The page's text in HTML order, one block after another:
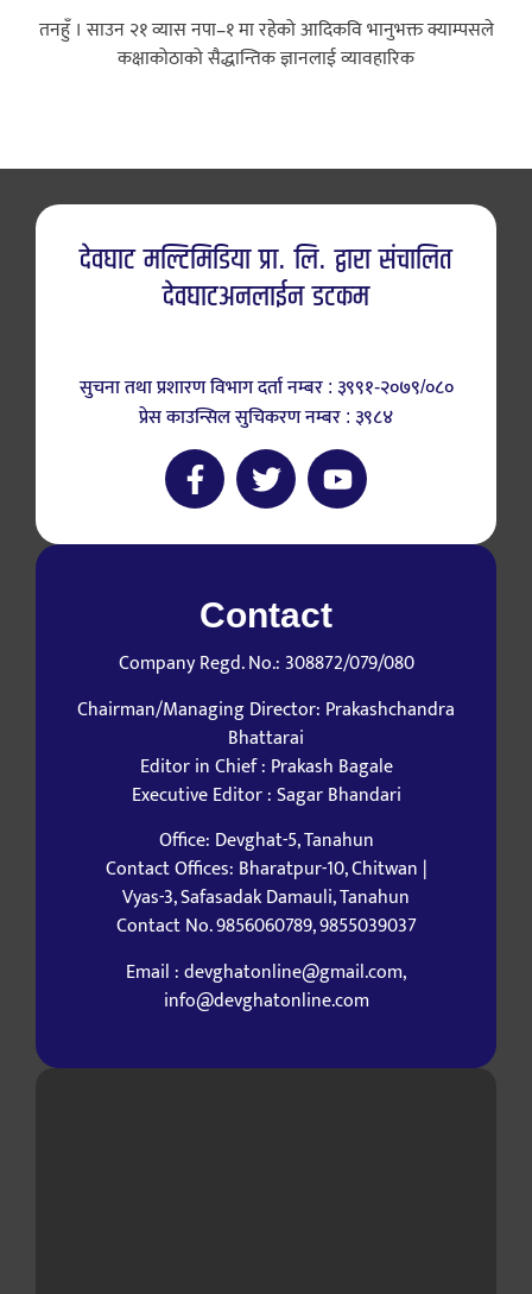
तनहुँ । साउन २१ ​व्यास नपा–१ मा रहेको आदिकवि भानुभक्त क्याम्पसले
कक्षाकोठाको सैद्धान्तिक ज्ञानलाई व्यावहारिक
देवघाट मल्टिमिडिया प्रा. लि. द्वारा संचालित
देवघाटअनलाईन डटकम
सुचना तथा प्रशारण विभाग दर्ता नम्बर : ३९९१-२०७९/०८०
प्रेस काउन्सिल सुचिकरण नम्बर : ३९८४
Contact
Company Regd. No.: 308872/079/080
Chairman/Managing Director: Prakashchandra
Bhattarai
Editor in Chief : Prakash Bagale
Executive Editor : Sagar Bhandari
Office: Devghat-5, Tanahun
Contact Offices: Bharatpur-10, Chitwan |
Vyas-3, Safasadak Damauli, Tanahun
Contact No. 9856060789, 9855039037
Email : devghatonline@gmail.com,
info@devghatonline.com